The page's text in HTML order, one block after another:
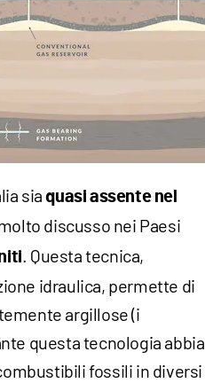
siaquasi assente nel
discusso nei Paesi
. Questa tecnica,
idraulica, permette di
argillose (i
questa tecnologia abbia
fossili in diversi